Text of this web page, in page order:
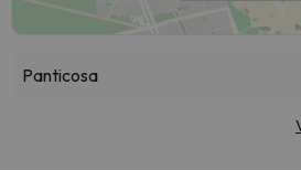
Panticosa